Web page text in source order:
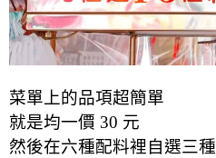
菜單上的品項超簡單
就是均一價 30 元
然後在六種配料裡自選三種